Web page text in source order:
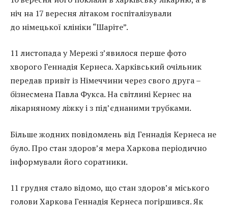
ніч на 17 вересня літаком госпіталізували
до німецької клініки “Шаріте”.
11 листопада у Мережі з’явилося перше фото
хворого Геннадія Кернеса. Харківський очільник
передав привіт із Німеччини через свого друга –
бізнесмена Павла Фукса. На світлині Кернес на
лікарняному ліжку і з під’єднаними трубками.
Більше жодних повідомлень від Геннадія Кернеса не
було. Про стан здоров’я мера Харкова періодично
інформували його соратники.
11 грудня стало відомо, що стан здоров’я міського
голови Харкова Геннадія Кернеса погіршився. Як